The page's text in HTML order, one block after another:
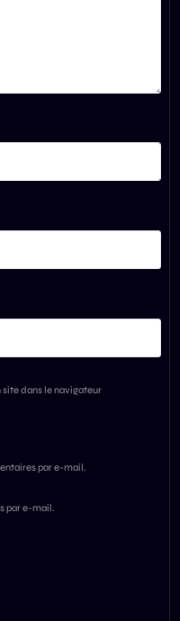
dans le navigateur
par e-mail.
par e-mail.